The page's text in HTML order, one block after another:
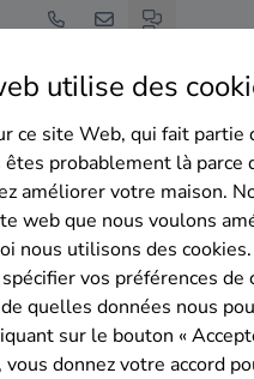
utilise des
ce site Web, qui fait partie
êtes probablement là parce
améliorer votre maison.
web que nous voulons
nous utilisons des cookies.
vos préférences de
quelles données nous
sur le bouton «
vous donnez votre accord
murs creux Brabant wallon
Gratuit et sans engagement
des murs
Ittre